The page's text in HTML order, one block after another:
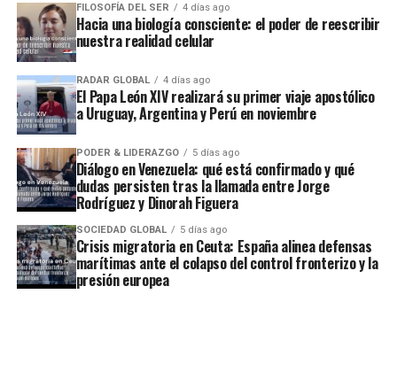
FILOSOFÍA DEL SER 4 días ago
Hacia una biología consciente: el poder de reescribir
nuestra realidad celular
RADAR GLOBAL 4 días ago
El Papa León XIV realizará su primer viaje apostólico
a Uruguay, Argentina y Perú en noviembre
PODER & LIDERAZGO 5 días ago
Diálogo en Venezuela: qué está confirmado y qué
dudas persisten tras la llamada entre Jorge
Rodríguez y Dinorah Figuera
SOCIEDAD GLOBAL 5 días ago
Crisis migratoria en Ceuta: España alinea defensas
marítimas ante el colapso del control fronterizo y la
presión europea